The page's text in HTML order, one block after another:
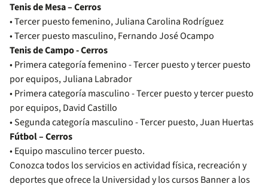
Tenis de Mesa – Cerros
• Tercer puesto femenino, Juliana Carolina Rodríguez
• Tercer puesto masculino, Fernando José Ocampo
Tenis de Campo - Cerros
• Primera categoría femenino - Tercer puesto y tercer puesto
por equipos, Juliana Labrador
• Primera categoría masculino - Tercer puesto y tercer puesto
por equipos, David Castillo
• Segunda categoría masculino - Tercer puesto, Juan Huertas
Fútbol – Cerros
• Equipo masculino tercer puesto.
Conozca todos los servicios en actividad física, recreación y
deportes que ofrece la Universidad y los cursos Banner a los